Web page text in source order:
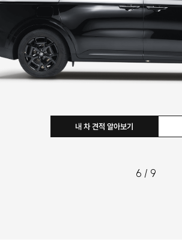
내 차 견적 알아보기
6 / 9